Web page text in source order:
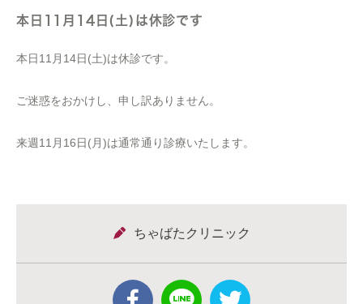
本日11月14日(土)は休診です
本日11月14日(土)は休診です。
ご迷惑をおかけし、申し訳ありません。
来週11月16日(月)は通常通り診療いたします。
ちゃばたクリニック